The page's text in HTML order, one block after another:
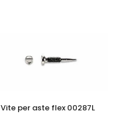
Vite per aste flex 00287L